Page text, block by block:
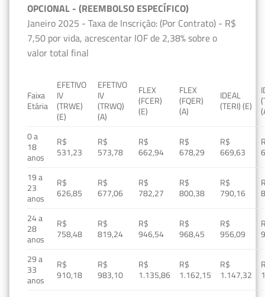
OPCIONAL - (REEMBOLSO ESPECÍFICO)
Janeiro 2025 - Taxa de Inscrição: (Por Contrato) - R$
7,50 por vida, acrescentar IOF de 2,38% sobre o
valor total final
Faixa
Etária
EFETIVO
IV
(TRWE)
(E)
EFETIVO
IV
(TRWQ)
(A)
FLEX
(FCER)
(E)
FLEX
(FQER)
(A)
IDEAL
(TERI) (E)
0 a
18
anos
R$
531,23
R$
573,78
R$
662,94
R$
678,29
R$
669,63
19 a
23
anos
R$
626,85
R$
677,06
R$
782,27
R$
800,38
R$
790,16
24 a
28
anos
R$
758,48
R$
819,24
R$
946,54
R$
968,45
R$
956,09
29 a
33
anos
R$
910,18
R$
983,10
R$
1.135,86
R$
1.162,15
R$
1.147,32